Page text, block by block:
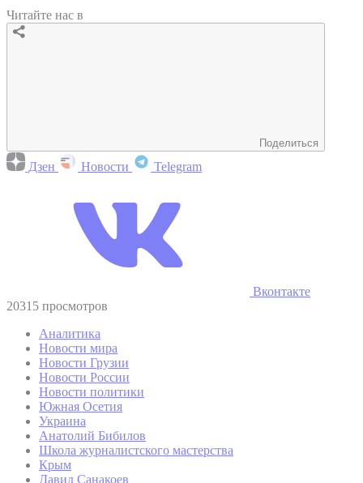
Читайте нас в
Поделиться
Дзен Новости Telegram
Вконтакте
20315 просмотров
Аналитика
Новости мира
Новости Грузии
Новости России
Новости политики
Южная Осетия
Украина
Анатолий Бибилов
Школа журналистского мастерства
Крым
Давид Санакоев